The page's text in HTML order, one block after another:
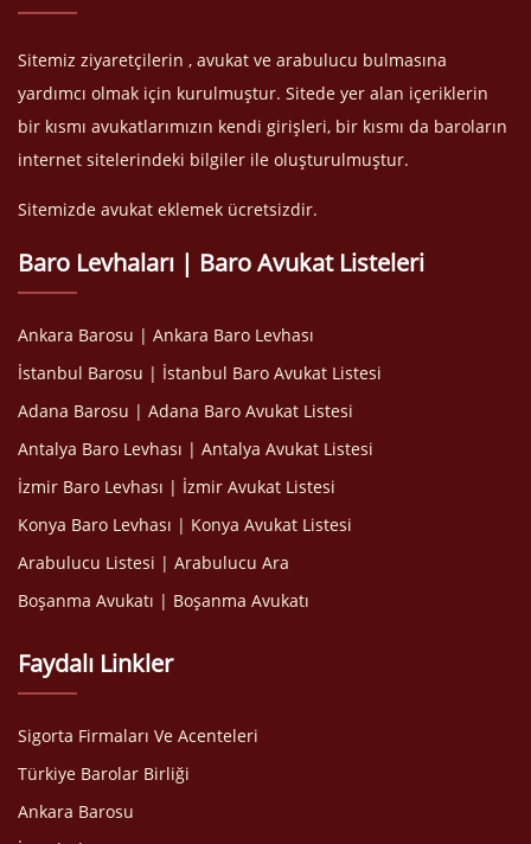
Sitemiz ziyaretçilerin , avukat ve arabulucu bulmasına
yardımcı olmak için kurulmuştur. Sitede yer alan içeriklerin
bir kısmı avukatlarımızın kendi girişleri, bir kısmı da baroların
internet sitelerindeki bilgiler ile oluşturulmuştur.
Sitemizde avukat eklemek ücretsizdir.
Baro Levhaları | Baro Avukat Listeleri
Ankara Barosu | Ankara Baro Levhası
İstanbul Barosu | İstanbul Baro Avukat Listesi
Adana Barosu | Adana Baro Avukat Listesi
Antalya Baro Levhası | Antalya Avukat Listesi
İzmir Baro Levhası | İzmir Avukat Listesi
Konya Baro Levhası | Konya Avukat Listesi
Arabulucu Listesi | Arabulucu Ara
Boşanma Avukatı | Boşanma Avukatı
Faydalı Linkler
Sigorta Firmaları Ve Acenteleri
Türkiye Barolar Birliği
Ankara Barosu